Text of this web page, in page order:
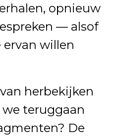
opnieuw
— alsof
willen
herbekijken
teruggaan
De